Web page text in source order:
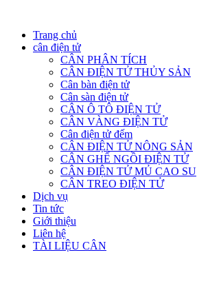
Trang chủ
cân điện tử
CÂN PHÂN TÍCH
CÂN ĐIỆN TỬ THỦY SẢN
Cân bàn điện tử
Cân sàn điện tử
CÂN Ô TÔ ĐIỆN TỬ
CÂN VÀNG ĐIỆN TỬ
Cân điện tử đếm
CÂN ĐIỆN TỬ NÔNG SẢN
CÂN GHẾ NGỒI ĐIỆN TỬ
CÂN ĐIỆN TỬ MỦ CAO SU
CÂN TREO ĐIỆN TỬ
Dịch vụ
Tin tức
Giới thiệu
Liên hệ
TÀI LIỆU CÂN